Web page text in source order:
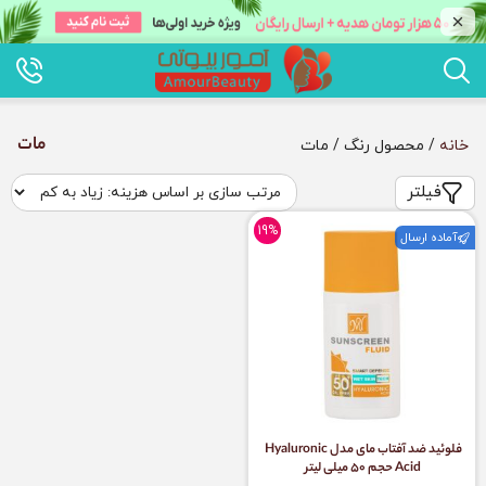
خانه / محصول رنگ / مات مات
فیلتر
آماده ارسال 19%
فلوئید ضد آفتاب مای مدل Hyaluronic
Acid حجم 50 میلی لیتر